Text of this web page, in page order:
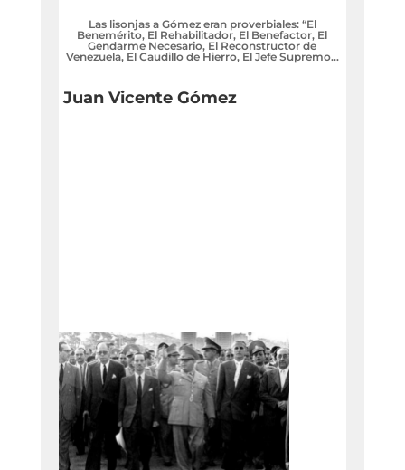
Las lisonjas a Gómez eran proverbiales: “El
Benemérito, El Rehabilitador, El Benefactor, El
Gendarme Necesario, El Reconstructor de
Venezuela, El Caudillo de Hierro, El Jefe Supremo…
Juan Vicente Gómez